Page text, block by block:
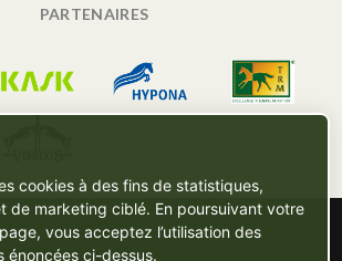
PARTENAIRES
cookies à des fins de statistiques,
de marketing ciblé. En poursuivant votre
vous acceptez l’utilisation des
énoncées ci-dessus.